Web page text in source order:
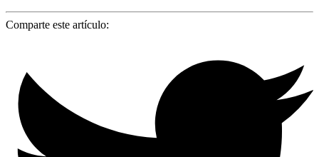
Comparte este artículo: